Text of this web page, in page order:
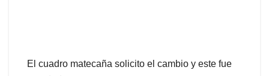
El cuadro matecaña solicito el cambio y este fue